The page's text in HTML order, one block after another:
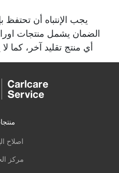
يجب الإنتباه أن
الضمان يشمل منتجات
أي منتج تقليد آخر، كما
اصلاح
مركز